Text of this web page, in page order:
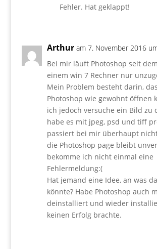
Fehler. Hat geklappt!
Arthur am 7. November 2016
Bei mir läuft Photoshop seit
einem win 7 Rechner nur
Mein Problem besteht darin,
Photoshop wie gewohnt öffnen
ich jedoch versuche ein Bild zu
habe es mit jpeg, psd und tiff
passiert bei mir überhaupt
die Photoshop page bleibt
bekomme ich nicht einmal eine
Fehlermeldung:(
Hat jemand eine Idee, an was
könnte? Habe Photoshop auch
deinstalliert und wieder
keinen Erfolg brachte.